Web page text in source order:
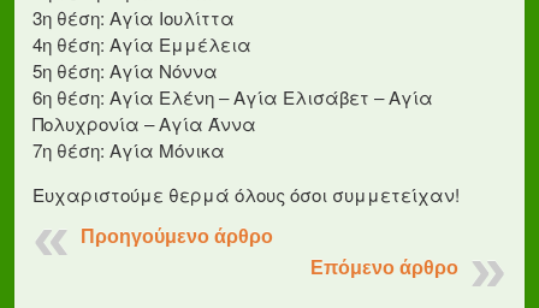
3η θέση: Αγία Ιουλίττα
4η θέση: Αγία Εμμέλεια
5η θέση: Αγία Νόννα
6η θέση: Αγία Ελένη – Αγία Ελισάβετ – Αγία
Πολυχρονία – Αγία Άννα
7η θέση: Αγία Μόνικα
Ευχαριστούμε θερμά όλους όσοι συμμετείχαν!
Προηγούμενο άρθρο
Επόμενο άρθρο